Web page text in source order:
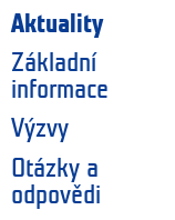
Aktuality
Základní
informace
Výzvy
Otázky a
odpovědi